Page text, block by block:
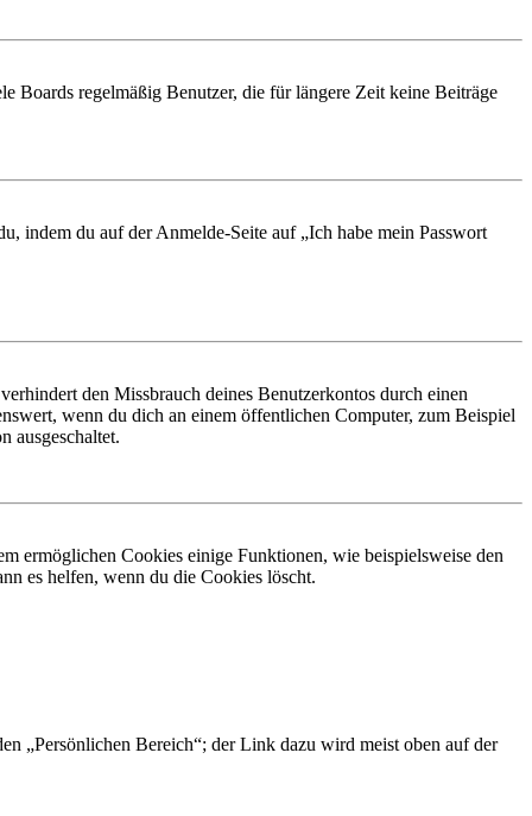
Boards regelmäßig Benutzer, die für längere Zeit keine Beiträge
indem du auf der Anmelde-Seite auf „Ich habe mein Passwort
den Missbrauch deines Benutzerkontos durch einen
wenn du dich an einem öffentlichen Computer, zum Beispiel
ausgeschaltet.
ermöglichen Cookies einige Funktionen, wie beispielsweise den
es helfen, wenn du die Cookies löscht.
„Persönlichen Bereich“; der Link dazu wird meist oben auf der